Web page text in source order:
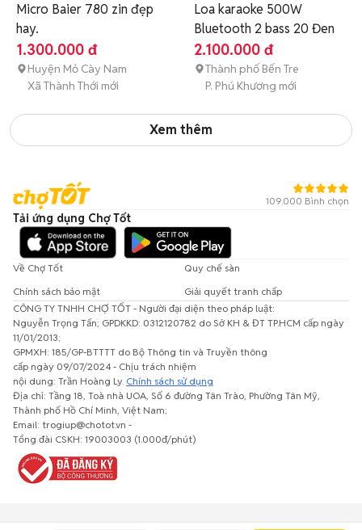
Micro Baier 780 zin đẹp
hay.
1.300.000 đ
Huyện Mỏ Cày Nam
Xã Thành Thới mới
Loa karaoke 500W
Bluetooth 2 bass 20 Đen
2.100.000 đ
Thành phố Bến Tre
P. Phú Khương mới
Xem thêm
109.000 Bình chọn
Tải ứng dụng Chợ Tốt
Về Chợ Tốt
Quy chế sàn
Chính sách bảo mật
Giải quyết tranh chấp
CÔNG TY TNHH CHỢ TỐT - Người đại diện theo pháp luật:
Nguyễn Trọng Tấn; GPDKKD: 0312120782 do Sở KH & ĐT TP.HCM cấp ngày
11/01/2013;
GPMXH: 185/GP-BTTTT do Bộ Thông tin và Truyền thông
cấp ngày 09/07/2024 - Chịu trách nhiệm
nội dung: Trần Hoàng Ly. Chính sách sử dụng
Địa chỉ: Tầng 18, Toà nhà UOA, Số 6 đường Tân Trào, Phường Tân Mỹ,
Thành phố Hồ Chí Minh, Việt Nam;
Email: trogiup@chotot.vn -
Tổng đài CSKH: 19003003 (1.000đ/phút)